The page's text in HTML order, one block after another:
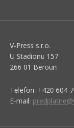
V-Press s.r.o.
U Stadionu 157
266 01 Beroun
Telefon: +420 604
E-mail: